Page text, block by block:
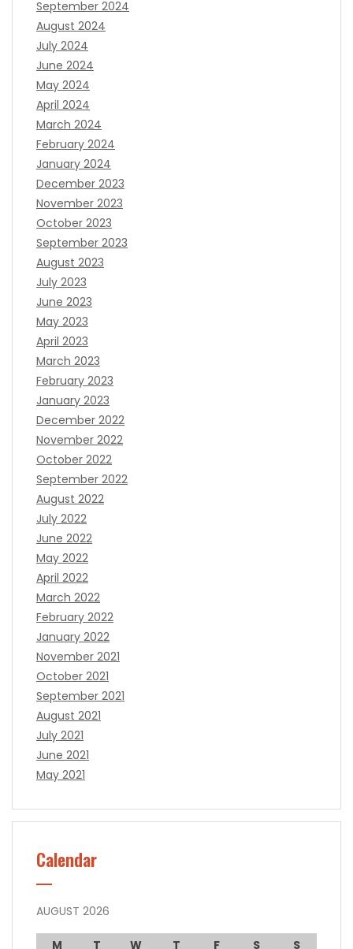
September 2024
August 2024
July 2024
June 2024
May 2024
April 2024
March 2024
February 2024
January 2024
December 2023
November 2023
October 2023
September 2023
August 2023
July 2023
June 2023
May 2023
April 2023
March 2023
February 2023
January 2023
December 2022
November 2022
October 2022
September 2022
August 2022
July 2022
June 2022
May 2022
April 2022
March 2022
February 2022
January 2022
November 2021
October 2021
September 2021
August 2021
July 2021
June 2021
May 2021
Calendar
AUGUST 2026
M T W T F S
S